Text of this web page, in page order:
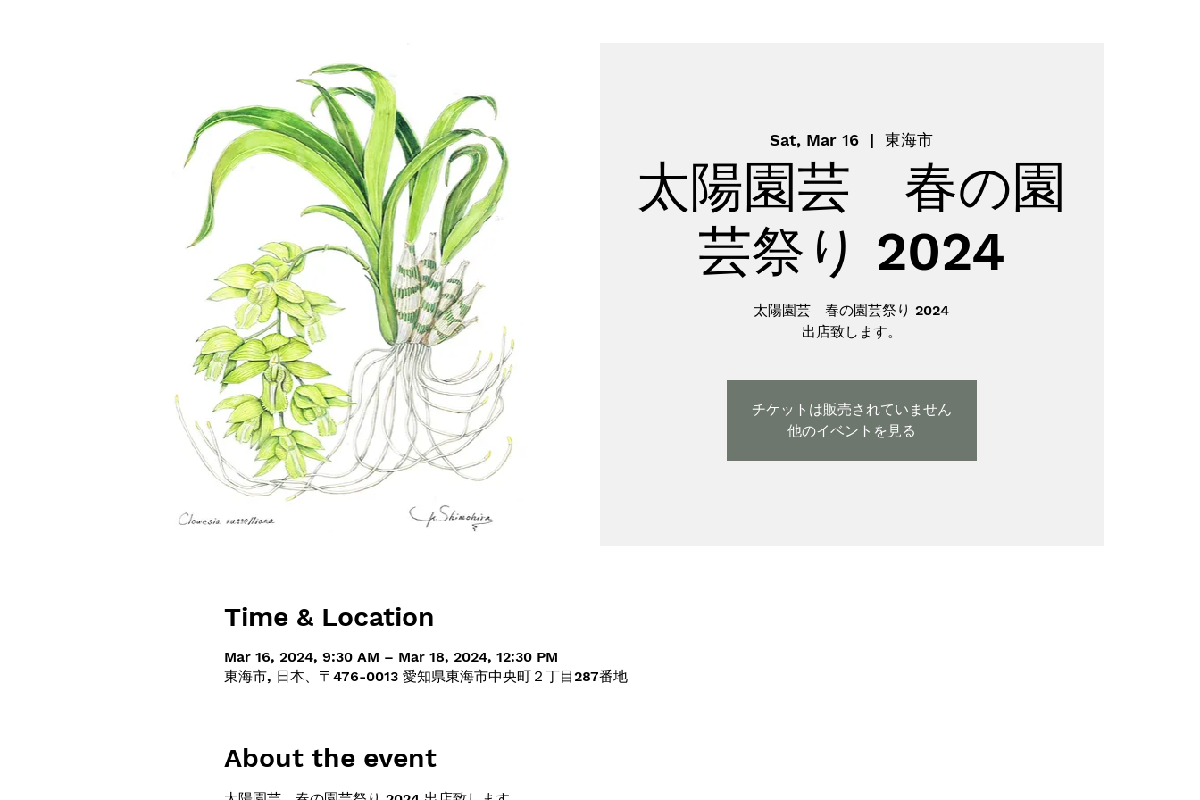
Sat, Mar 16
  |
東海市
太陽園芸 春の園
芸祭り 2024
太陽園芸 春の園芸祭り 2024
出店致します。
チケットは販売されていません
他のイベントを見る
Time & Location
Mar 16, 2024, 9:30 AM – Mar 18, 2024, 12:30 PM
東海市, 日本、〒476-0013 愛知県東海市中央町２丁目287番地
About the event